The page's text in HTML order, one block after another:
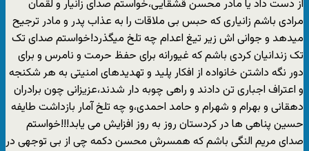
از دست داد یا مادر محسن قشقایی،خواستم صدای زانیار و لقمان
مرادی باشم زانیاری که حبس بی ملاقات را به عذاب پدر و مادر ترجیح
میدهد و جوانی اش زیر تیغ اعدام چه تلخ میگذرد!خواستم صدای تک
تک زندانیان کردی باشم که غیورانه برای حفظ حرمت و نامرس و برای
دور نگه داشتن خانواده از افکار پلید و تهدیدهای امنیتی به هر شکنجه
و اعتراف اجباری تن دادند و راهی چوبه دار شدند،عزیزانی چون برادران
دهقانی و بهرام و شهرام و حامد احمدی،و چه تلخ آمار بازداشت طایفه
حسین پناهی ها در کردستان روز به روز افزایش می یابد!!!خواستم
صدای مریم النگی باشم که همسرش محسن دکمه چی از بی توجهی در